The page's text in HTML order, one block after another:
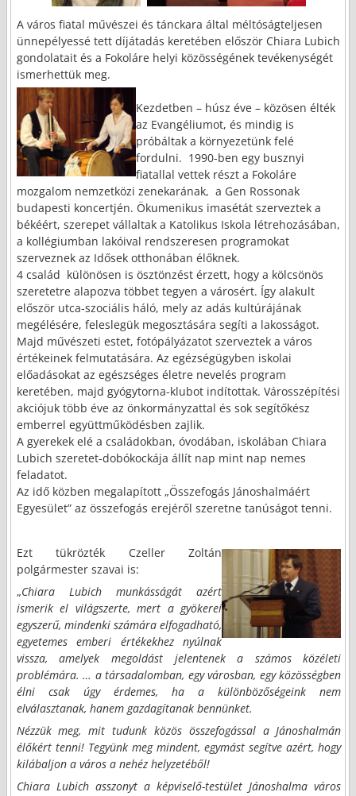
A város fiatal művészei és tánckara által méltóságteljesen
ünnepélyessé tett díjátadás keretében először Chiara Lubich
gondolatait és a Fokoláre helyi közösségének tevékenységét
ismerhettük meg.
Kezdetben – húsz éve – közösen élték
az Evangéliumot, és mindig is
próbáltak a környezetünk felé
fordulni. 1990-ben egy busznyi
fiatallal vettek részt a Fokoláre
mozgalom nemzetközi zenekarának, a Gen Rossonak
budapesti koncertjén. Ökumenikus imasétát szerveztek a
békéért, szerepet vállaltak a Katolikus Iskola létrehozásában,
a kollégiumban lakóival rendszeresen programokat
szerveznek az Idősek otthonában élőknek.
4 család különösen is ösztönzést érzett, hogy a kölcsönös
szeretetre alapozva többet tegyen a városért. Így alakult
először utca-szociális háló, mely az adás kultúrájának
megélésére, feleslegük megosztására segíti a lakosságot.
Majd művészeti estet, fotópályázatot szerveztek a város
értékeinek felmutatására. Az egézségügyben iskolai
előadásokat az egészséges életre nevelés program
keretében, majd gyógytorna-klubot indítottak. Városszépítési
akciójuk több éve az önkormányzattal és sok segítőkész
emberrel együttműködésben zajlik.
A gyerekek elé a családokban, óvodában, iskolában Chiara
Lubich szeretet-dobókockája állít nap mint nap nemes
feladatot.
Az idő közben megalapított „Összefogás Jánoshalmáért
Egyesület” az összefogás erejéről szeretne tanúságot tenni.
Ezt tükrözték Czeller Zoltán
polgármester szavai is:
„Chiara Lubich munkásságát azért
ismerik el világszerte, mert a gyökerei
egyszerű, mindenki számára elfogadható,
egyetemes emberi értékekhez nyúlnak
vissza, amelyek megoldást jelentenek a számos közéleti
problémára. … a társadalomban, egy városban, egy közösségben
élni csak úgy érdemes, ha a különbözőségeink nem
elválasztanak, hanem gazdagítanak bennünket.
Nézzük meg, mit tudunk közös összefogással a Jánoshalmán
élőkért tenni! Tegyünk meg mindent, egymást segítve azért, hogy
kilábaljon a város a nehéz helyzetéből!
Chiara Lubich asszonyt a képviselő-testület Jánoshalma város